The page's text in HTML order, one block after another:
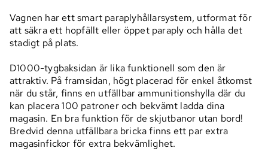
Vagnen har ett smart paraplyhållarsystem, utformat för
att säkra ett hopfällt eller öppet paraply och hålla det
stadigt på plats.
D1000-tygbaksidan är lika funktionell som den är
attraktiv. På framsidan, högt placerad för enkel åtkomst
när du står, finns en utfällbar ammunitionshylla där du
kan placera 100 patroner och bekvämt ladda dina
magasin. En bra funktion för de skjutbanor utan bord!
Bredvid denna utfällbara bricka finns ett par extra
magasinfickor för extra bekvämlighet.